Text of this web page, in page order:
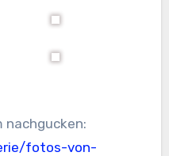
nachgucken:
fotos-von-